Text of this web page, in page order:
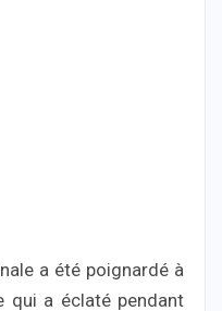
a été poignardé à
qui a éclaté pendant